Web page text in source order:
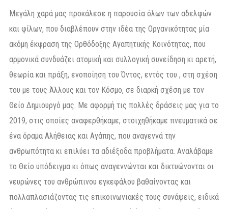
Μεγάλη χαρά μας προκάλεσε η παρουσία όλων των αδελφών
και φίλων, που διαβλέπουν στην ιδέα της Οργανικότητας μία
ακόμη έκφραση της Ορθόδοξης Αγαπητικής Κοινότητας, που
αρμονικά συνδυάζει ατομική και συλλογική συνείδηση κι αρετή,
θεωρία και πράξη, ενοποίηση του Όντος, εντός του , στη σχέση
του με τους Άλλους και τον Κόσμο, σε διαρκή σχέση με τον
Θείο Δημιουργό μας. Με αφορμή τις πολλές δράσεις μας για το
2019, στις οποίες αναφερθήκαμε, στοιχηθήκαμε πνευματικά σε
ένα όραμα Αλήθειας και Αγάπης, που αναγεννά την
ανθρωπότητα κι επιλύει τα αδιέξοδα προβλήματα. Αναλάβαμε
το Θείο υπόδειγμα κι όπως αναγεννώνται και δικτυώνονται οι
νευρώνες του ανθρώπινου εγκεφάλου βαθαίνοντας και
πολλαπλασιάζοντας τις επικοινωνιακές τους συνάψεις, ειδικά